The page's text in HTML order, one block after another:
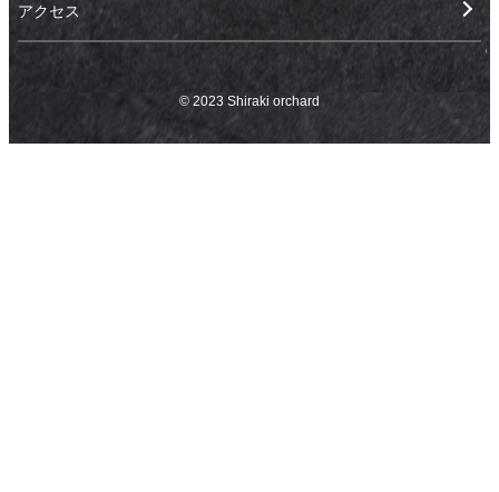
アクセス
© 2023 Shiraki orchard